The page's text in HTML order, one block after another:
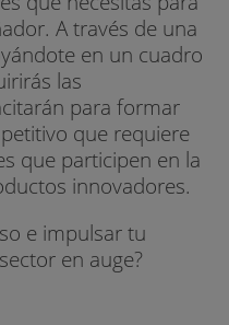
A través de una
en un cuadro
las
para formar
que requiere
que participen en la
innovadores.
e impulsar tu
en auge?